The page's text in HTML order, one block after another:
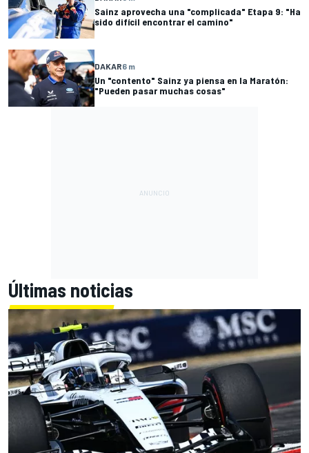
Sainz aprovecha una "complicada" Etapa 9: "Ha
sido difícil encontrar el camino"
DAKAR6 m
Un "contento" Sainz ya piensa en la Maratón:
"Pueden pasar muchas cosas"
Últimas noticias